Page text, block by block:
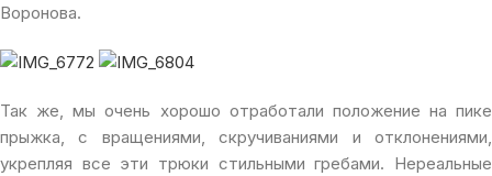
Воронова.
Так же, мы очень хорошо отработали положение на пике
прыжка, с вращениями, скручиваниями и отклонениями,
укрепляя все эти трюки стильными гребами. Нереальные